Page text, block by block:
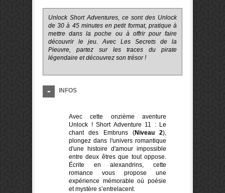
Unlock Short Adventures, ce sont des Unlock
de 30 à 45 minutes en petit format, pratique à
mettre dans la poche ou à offrir pour faire
découvrir le jeu. Avec Les Secrets de la
Pieuvre, partez sur les traces du pirate
légendaire et découvrez son trésor !
INFOS
Avec cette onzième aventure
Unlock ! Short Adventure 11 : Le
chant des Embruns (Niveau 2),
plongez dans l'univers romantique
d'une histoire d'amour impossible
entre deux êtres que tout oppose.
Écrite en alexandrins, cette
romance vous propose une
expérience mémorable où poésie
et mystère s’entrelacent.